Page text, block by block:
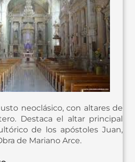
neoclásico, con altares de
Destaca el altar principal
de los apóstoles Juan,
de Mariano Arce.